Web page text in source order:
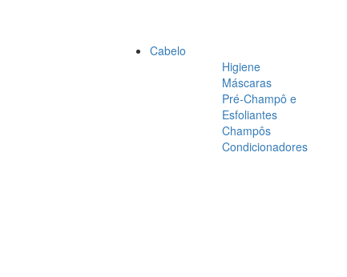
Cabelo
Higiene
Máscaras
Pré-Champô e
Esfoliantes
Champôs
Condicionadores